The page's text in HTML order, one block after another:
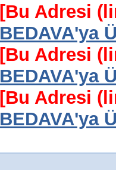
[Bu Adresi
BEDAVA'ya
[Bu Adresi
BEDAVA'ya
[Bu Adresi
BEDAVA'ya